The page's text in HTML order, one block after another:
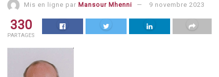
Mis en ligne par Mansour Mhenni 9 novembre 2023
330
PARTAGES